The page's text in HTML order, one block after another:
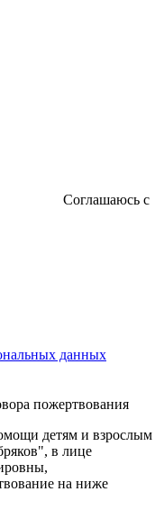
Соглашаюсь с
данных
пожертвования
детям и взрослым
в лице
на ниже